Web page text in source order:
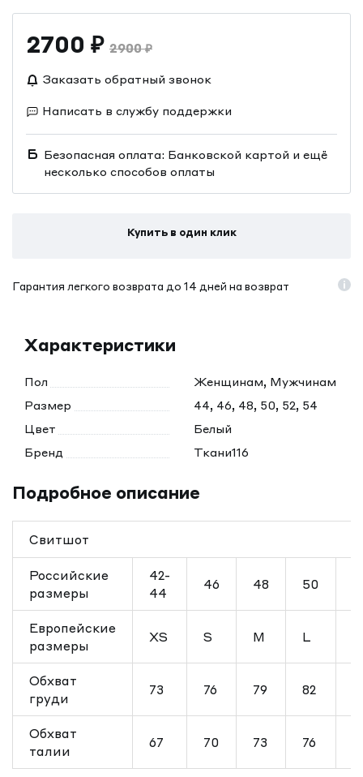
2700 ₽ 2900₽
Заказать обратный звонок
Написать в службу поддержки
Безопасная оплата: Банковской картой и ещё
несколько способов оплаты
Купить в один клик
Гарантия легкого возврата до 14 дней на возврат
Характеристики
Пол
Женщинам, Мужчинам
Размер
44, 46, 48, 50, 52, 54
Цвет
Белый
Бренд
Ткани116
Подробное описание
Свитшот
Российские
размеры
42-
44
46 48 50
Европейские
размеры
XS S M L
Обхват
груди
73 76 79 82
Обхват
талии
67 70 73 76